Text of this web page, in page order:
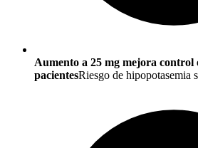
Aumento a 25 mg mejora control
pacientesRiesgo de hipopotasemia